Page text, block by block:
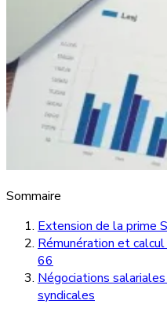
Sommaire
Extension de la prime
Rémunération et calcul
66
Négociations
syndicales